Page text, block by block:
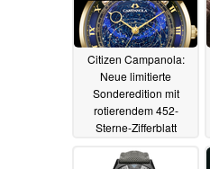
Citizen Campanola:
Neue limitierte
Sonderedition mit
rotierendem 452-
Sterne-Zifferblatt